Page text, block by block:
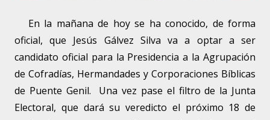
En la mañana de hoy se ha conocido, de forma
oficial, que Jesús Gálvez Silva va a optar a ser
candidato oficial para la Presidencia a la Agrupación
de Cofradías, Hermandades y Corporaciones Bíblicas
de Puente Genil. Una vez pase el filtro de la Junta
Electoral, que dará su veredicto el próximo 18 de